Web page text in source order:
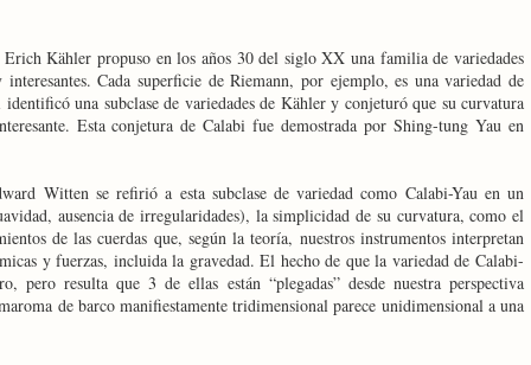
Erich Kähler propuso en los años 30 del siglo XX una familia de variedades
Cada superficie de Riemann, por ejemplo, es una variedad de
una subclase de variedades de Kähler y conjeturó que su curvatura
Esta conjetura de Calabi fue demostrada por Shing-tung Yau en
Witten se refirió a esta subclase de variedad como Calabi-Yau en un
ausencia de irregularidades), la simplicidad de su curvatura, como el
de las cuerdas que, según la teoría, nuestros instrumentos interpretan
y fuerzas, incluida la gravedad. El hecho de que la variedad de Calabi-
pero resulta que 3 de ellas están “plegadas” desde nuestra perspectiva
de barco manifiestamente tridimensional parece unidimensional a una